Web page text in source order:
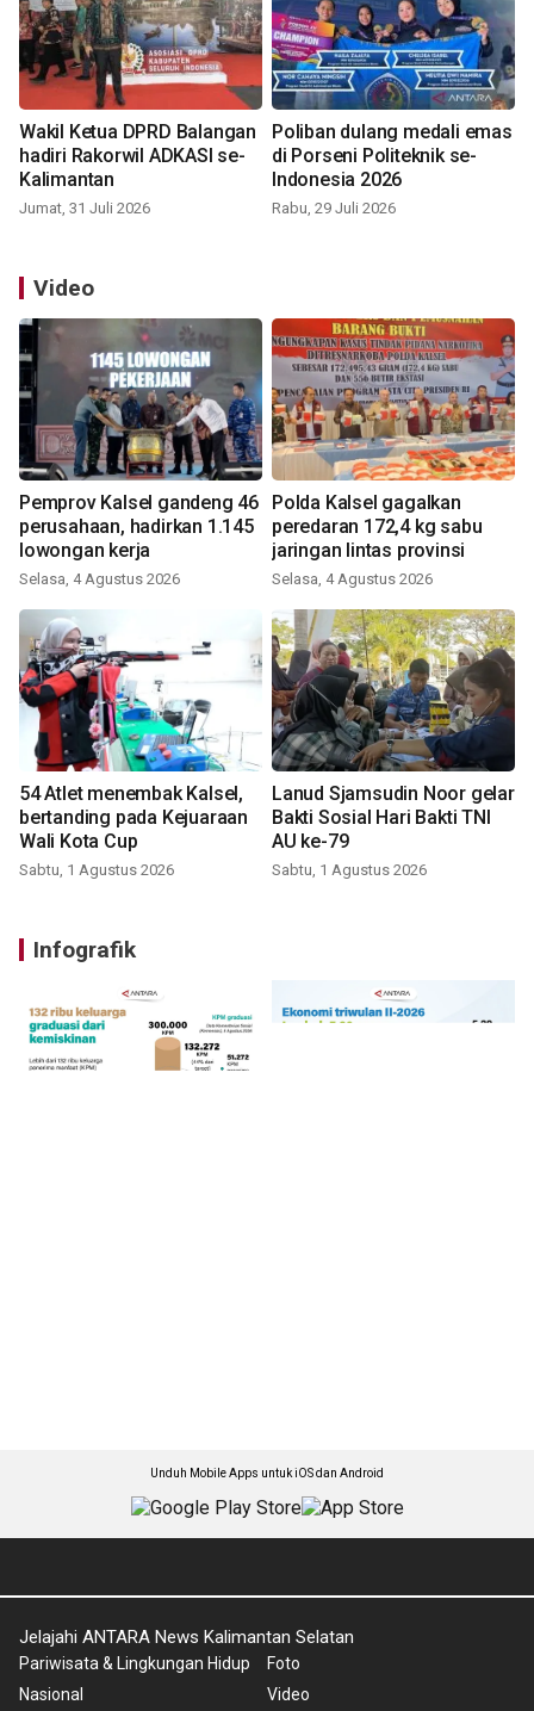
Wakil Ketua DPRD Balangan
hadiri Rakorwil ADKASI se-
Kalimantan
Jumat, 31 Juli 2026
Poliban dulang medali emas
di Porseni Politeknik se-
Indonesia 2026
Rabu, 29 Juli 2026
Video
Pemprov Kalsel gandeng 46
perusahaan, hadirkan 1.145
lowongan kerja
Selasa, 4 Agustus 2026
Polda Kalsel gagalkan
peredaran 172,4 kg sabu
jaringan lintas provinsi
Selasa, 4 Agustus 2026
54 Atlet menembak Kalsel,
bertanding pada Kejuaraan
Wali Kota Cup
Sabtu, 1 Agustus 2026
Lanud Sjamsudin Noor gelar
Bakti Sosial Hari Bakti TNI
AU ke-79
Sabtu, 1 Agustus 2026
Infografik
Unduh Mobile Apps untuk iOS dan Android
Jelajahi ANTARA News Kalimantan Selatan
Pariwisata & Lingkungan Hidup
Nasional
Foto
Video